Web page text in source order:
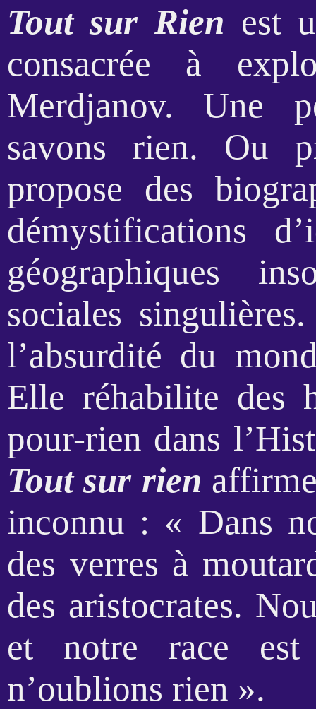
Tout sur Rien est
consacrée à
Merdjanov. Une
savons rien. Ou
propose des
démystifications
géographiques
sociales
l’absurdité du
Elle réhabilite des
pour-rien dans
Tout sur rien
inconnu : « Dans
des verres à
des aristocrates.
et notre race est
n’oublions rien ».